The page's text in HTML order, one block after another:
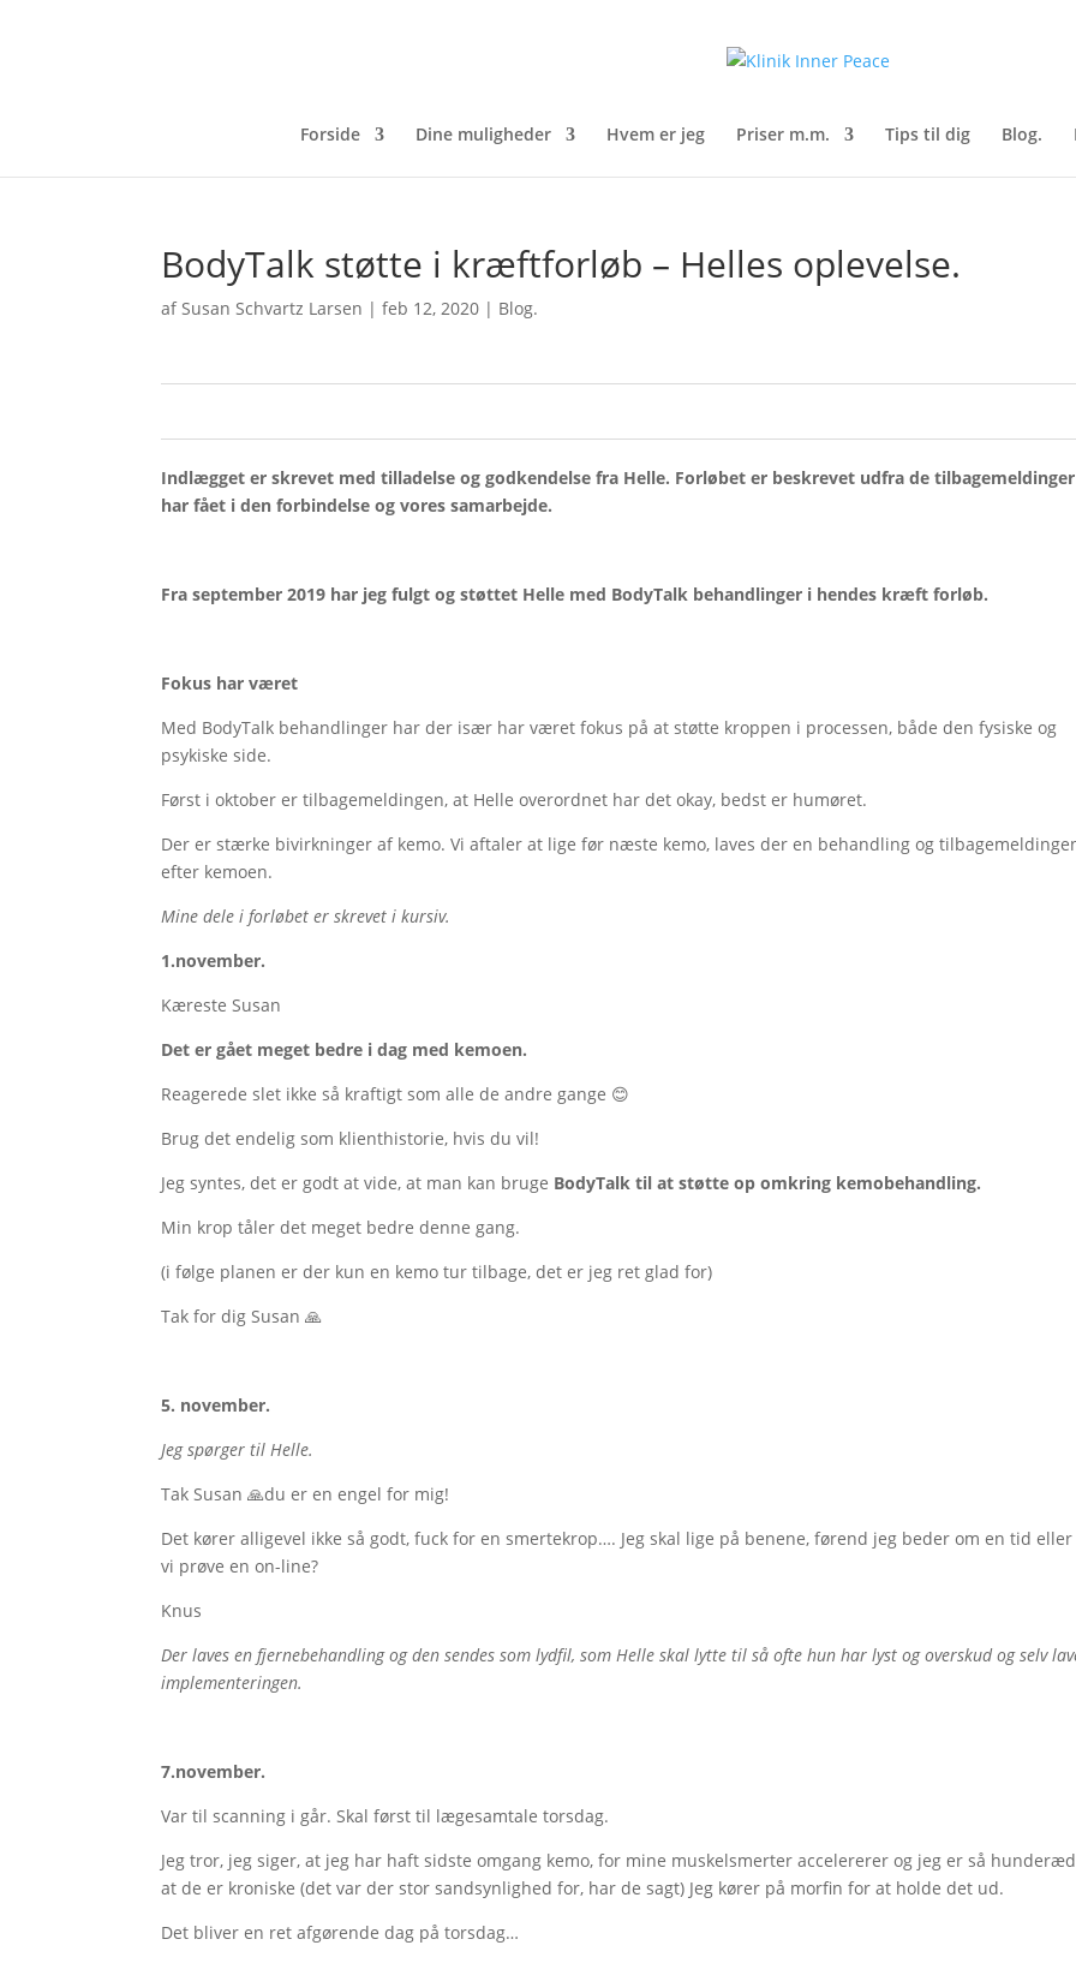
Forside Dine muligheder Hvem er jeg Priser m.m. Tips til dig Blog.
BodyTalk støtte i kræftforløb – Helles oplevelse.
afSusan Schvartz Larsen |feb 12, 2020 | Blog.
Indlægget er skrevet med tilladelse og godkendelse fra Helle. Forløbet er beskrevet udfra de
har fået i den forbindelse og vores samarbejde.
Fra september 2019 har jeg fulgt og støttet Helle med BodyTalk behandlinger i hendes kræft forløb.
Fokus har været
Med BodyTalk behandlinger har der især har været fokus på at støtte kroppen i processen, både den fysiske og
psykiske side.
Først i oktober er tilbagemeldingen, at Helle overordnet har det okay, bedst er humøret.
Der er stærke bivirkninger af kemo. Vi aftaler at lige før næste kemo, laves der en behandling og
efter kemoen.
Mine dele i forløbet er skrevet i kursiv.
1.november.
Kæreste Susan
Det er gået meget bedre i dag med kemoen.
Reagerede slet ikke så kraftigt som alle de andre gange 😊
Brug det endelig som klienthistorie, hvis du vil!
Jeg syntes, det er godt at vide, at man kan bruge BodyTalk til at støtte op omkring kemobehandling.
Min krop tåler det meget bedre denne gang.
(i følge planen er der kun en kemo tur tilbage, det er jeg ret glad for)
Tak for dig Susan 🙏
5. november.
Jeg spørger til Helle.
Tak Susan 🙏du er en engel for mig!
Det kører alligevel ikke så godt, fuck for en smertekrop…. Jeg skal lige på benene, førend jeg beder om en tid eller
vi prøve en on-line?
Knus
Der laves en fjernebehandling og den sendes som lydfil, som Helle skal lytte til så ofte hun har lyst og overskud og selv
implementeringen.
7.november.
Var til scanning i går. Skal først til lægesamtale torsdag.
Jeg tror, jeg siger, at jeg har haft sidste omgang kemo, for mine muskelsmerter accelererer og jeg er så
at de er kroniske (det var der stor sandsynlighed for, har de sagt) Jeg kører på morfin for at holde det ud.
Det bliver en ret afgørende dag på torsdag…